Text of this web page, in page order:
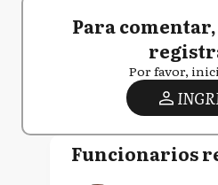
Para
Por favor,
Funcionarios